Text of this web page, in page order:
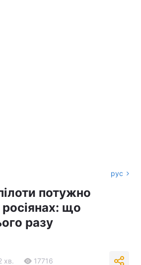
рус
потужно
що
разу
хв. 17716